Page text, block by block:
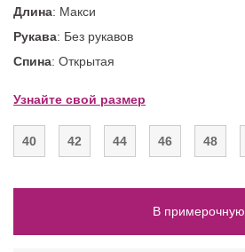
Длина: Макси
Рукава: Без рукавов
Спина: Открытая
Узнайте свой размер
40 42 44 46 48
В примерочную